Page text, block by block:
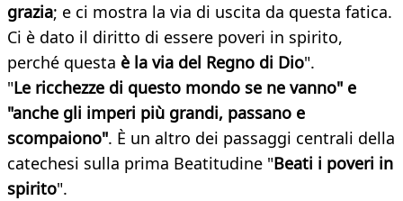
grazia; e ci mostra la via di uscita da questa fatica.
Ci è dato il diritto di essere poveri in spirito,
perché questa è la via del Regno di Dio".
"Le ricchezze di questo mondo se ne vanno" e
"anche gli imperi più grandi, passano e
scompaiono". È un altro dei passaggi centrali della
catechesi sulla prima Beatitudine "Beati i poveri in
spirito".